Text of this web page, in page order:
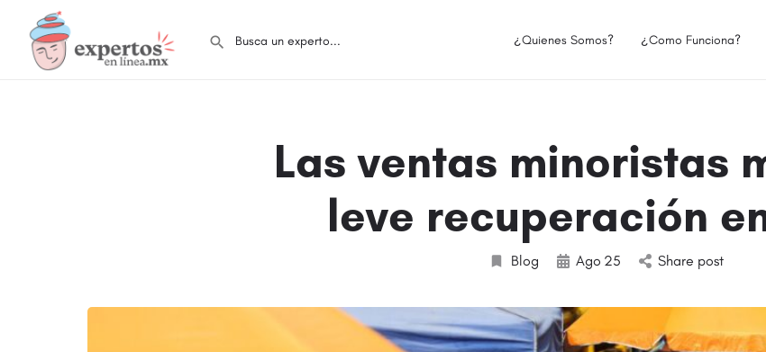
¿Quienes Somos? ¿Como Funciona?
Las ventas minoristas
leve recuperación
Blog Ago 25 Share post